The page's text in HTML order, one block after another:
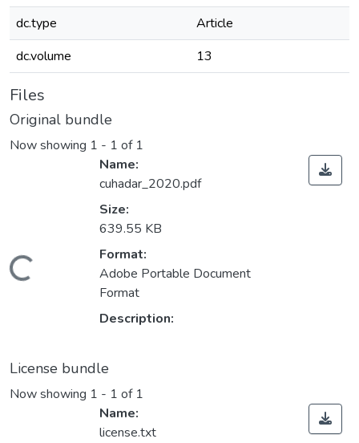
dc.type
Article
dc.volume
13
Files
Original bundle
Now showing 1 - 1 of 1
Name:
cuhadar_2020.pdf
Size:
639.55 KB
Format:
Adobe Portable Document
Format
Description:
License bundle
Now showing 1 - 1 of 1
Name:
license.txt